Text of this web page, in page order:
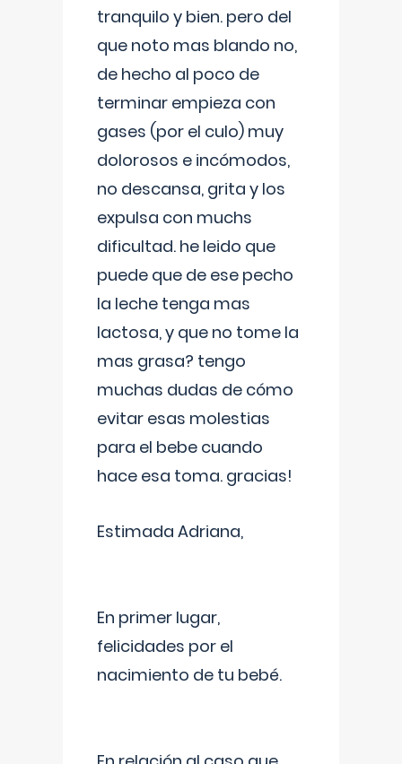
tranquilo y bien. pero del
que noto mas blando no,
de hecho al poco de
terminar empieza con
gases (por el culo) muy
dolorosos e incómodos,
no descansa, grita y los
expulsa con muchs
dificultad. he leido que
puede que de ese pecho
la leche tenga mas
lactosa, y que no tome la
mas grasa? tengo
muchas dudas de cómo
evitar esas molestias
para el bebe cuando
hace esa toma. gracias!
Estimada Adriana,
En primer lugar,
felicidades por el
nacimiento de tu bebé.